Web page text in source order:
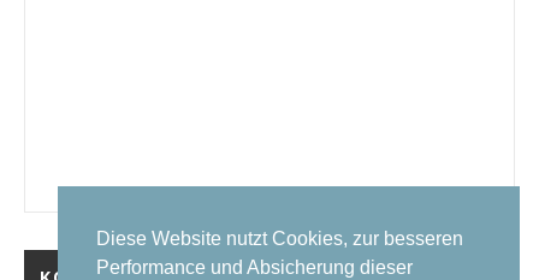
Diese Website nutzt Cookies, zur besseren
Performance und Absicherung dieser